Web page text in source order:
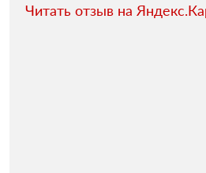
Читать отзыв на